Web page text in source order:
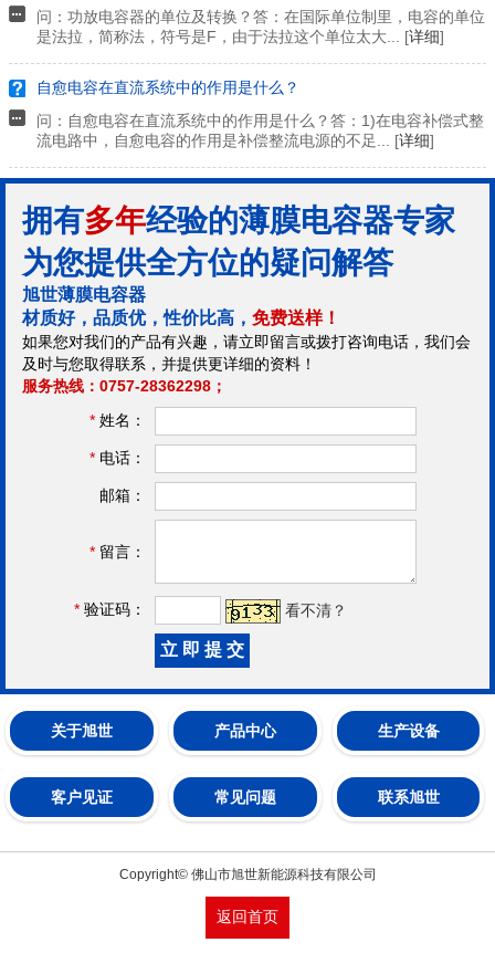
问：功放电容器的单位及转换？答：在国际单位制里，电容的单位
是法拉，简称法，符号是F，由于法拉这个单位太大... [详细]
自愈电容在直流系统中的作用是什么？
问：自愈电容在直流系统中的作用是什么？答：1)在电容补偿式整
流电路中，自愈电容的作用是补偿整流电源的不足... [详细]
拥有多年经验的薄膜电容器专家
为您提供全方位的疑问解答
旭世薄膜电容器
材质好，品质优，性价比高， 免费送样！
如果您对我们的产品有兴趣，请立即留言或拨打咨询电话，我们会
及时与您取得联系，并提供更详细的资料！
服务热线：0757-28362298；
* 姓名：
* 电话：
邮箱：
* 留言：
* 验证码： 看不清？
关于旭世 产品中心 生产设备
客户见证 常见问题 联系旭世
Copyright© 佛山市旭世新能源科技有限公司
返回首页